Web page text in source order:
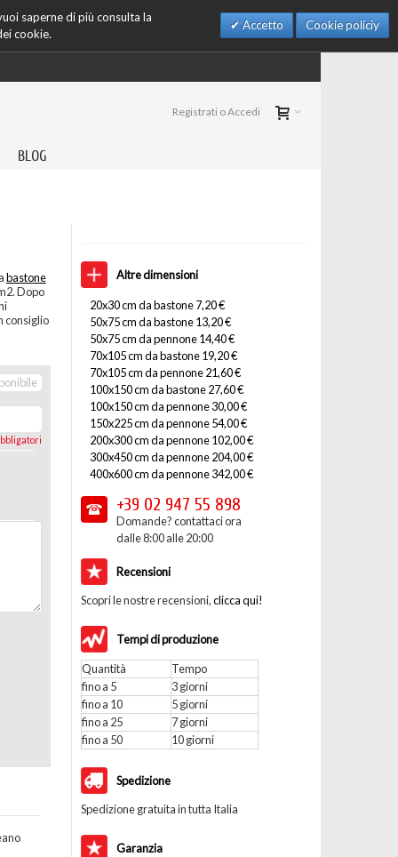
saperne di più consulta la
cookie.
Accetto Cookie policiy
Registrati o Accedi
BLOG
bastone
Dopo
consiglio
Altre dimensioni
20x30 cm da bastone 7,20 €
50x75 cm da bastone 13,20 €
50x75 cm da pennone 14,40 €
70x105 cm da bastone 19,20 €
70x105 cm da pennone 21,60 €
100x150 cm da bastone 27,60 €
100x150 cm da pennone 30,00 €
150x225 cm da pennone 54,00 €
200x300 cm da pennone 102,00 €
300x450 cm da pennone 204,00 €
400x600 cm da pennone 342,00 €
+39 02 947 55 898
Domande? contattaci ora
dalle 8:00 alle 20:00
Recensioni
Scopri le nostre recensioni,clicca qui!
Tempi di produzione
Quantità
Tempo
fino a 5
3 giorni
fino a 10
5 giorni
fino a 25
7 giorni
fino a 50
10 giorni
Spedizione
Spedizione gratuita in tutta Italia
Garanzia